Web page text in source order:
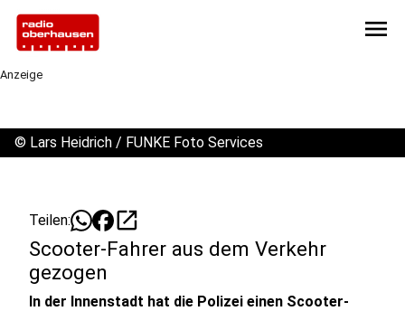
menu
Anzeige
© Lars Heidrich / FUNKE Foto Services
Teilen: open_in_new
Scooter-Fahrer aus dem Verkehr
gezogen
In der Innenstadt hat die Polizei einen Scooter-